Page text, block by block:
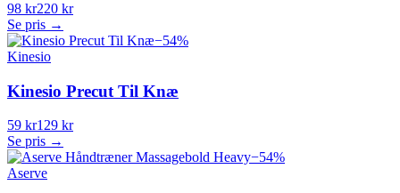
98 kr220 kr
Se pris →
−54%
Kinesio
Kinesio Precut Til Knæ
59 kr129 kr
Se pris →
−54%
Aserve